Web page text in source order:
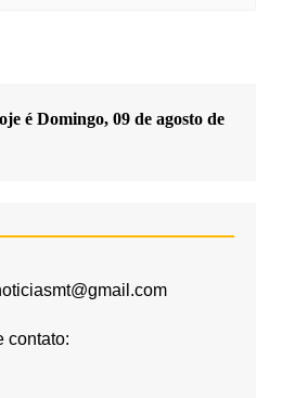
é Domingo, 09 de agosto de
contato: